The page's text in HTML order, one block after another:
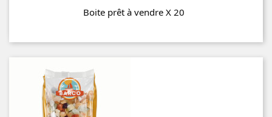
Boite prêt à vendre X 20